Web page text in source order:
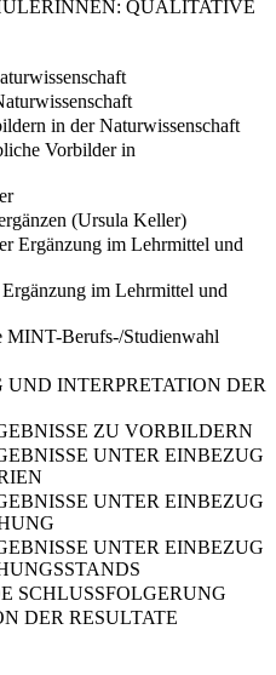
QUALITATIVE
in der Naturwissenschaft
Vorbilder in
(Ursula Keller)
Ergänzung im Lehrmittel und
im Lehrmittel und
MINT-Berufs-/Studienwahl
INTERPRETATION DER
ZU VORBILDERN
UNTER EINBEZUG
UNTER EINBEZUG
UNTER EINBEZUG
SCHLUSSFOLGERUNG
DER RESULTATE